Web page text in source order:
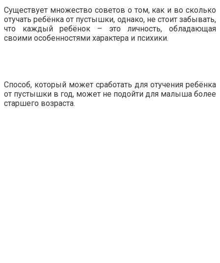
Существует множество советов о том, как и во сколько
отучать ребёнка от пустышки, однако, не стоит забывать,
что каждый ребёнок – это личность, обладающая
своими особенностями характера и психики.
Способ, который может сработать для отучения ребёнка
от пустышки в год, может не подойти для малыша более
старшего возраста.